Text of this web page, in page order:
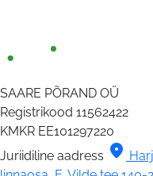
SAARE PÕRAND OÜ
Registrikood 11562422
KMKR EE101297220
Juriidiline aadress location_on